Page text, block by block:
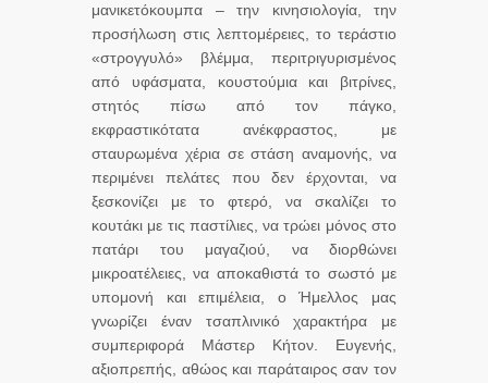
μανικετόκουμπα – την κινησιολογία, την
προσήλωση στις λεπτομέρειες, το τεράστιο
«στρογγυλό» βλέμμα, περιτριγυρισμένος
από υφάσματα, κουστούμια και βιτρίνες,
στητός πίσω από τον πάγκο,
εκφραστικότατα ανέκφραστος, με
σταυρωμένα χέρια σε στάση αναμονής, να
περιμένει πελάτες που δεν έρχονται, να
ξεσκονίζει με το φτερό, να σκαλίζει το
κουτάκι με τις παστίλιες, να τρώει μόνος στο
πατάρι του μαγαζιού, να διορθώνει
μικροατέλειες, να αποκαθιστά το σωστό με
υπομονή και επιμέλεια, ο Ήμελλος μας
γνωρίζει έναν τσαπλινικό χαρακτήρα με
συμπεριφορά Μάστερ Κήτον. Ευγενής,
αξιοπρεπής, αθώος και παράταιρος σαν τον